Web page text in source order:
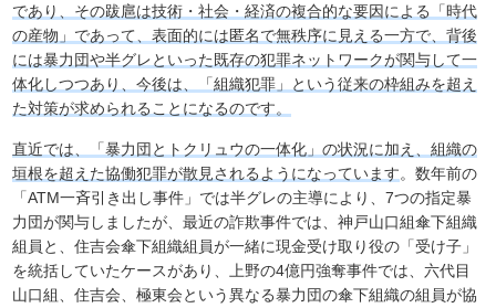
であり、その跋扈は技術・社会・経済の複合的な要因による「時代
の産物」であって、表面的には匿名で無秩序に見える一方で、背後
には暴力団や半グレといった既存の犯罪ネットワークが関与して一
体化しつつあり、今後は、「組織犯罪」という従来の枠組みを超え
た対策が求められることになるのです。
直近では、「暴力団とトクリュウの一体化」の状況に加え、組織の
垣根を超えた協働犯罪が散見されるようになっています。数年前の
「ATM一斉引き出し事件」では半グレの主導により、7つの指定暴
力団が関与しましたが、最近の詐欺事件では、神戸山口組傘下組織
組員と、住吉会傘下組織組員が一緒に現金受け取り役の「受け子」
を統括していたケースがあり、上野の4億円強奪事件では、六代目
山口組、住吉会、極東会という異なる暴力団の傘下組織の組員が協